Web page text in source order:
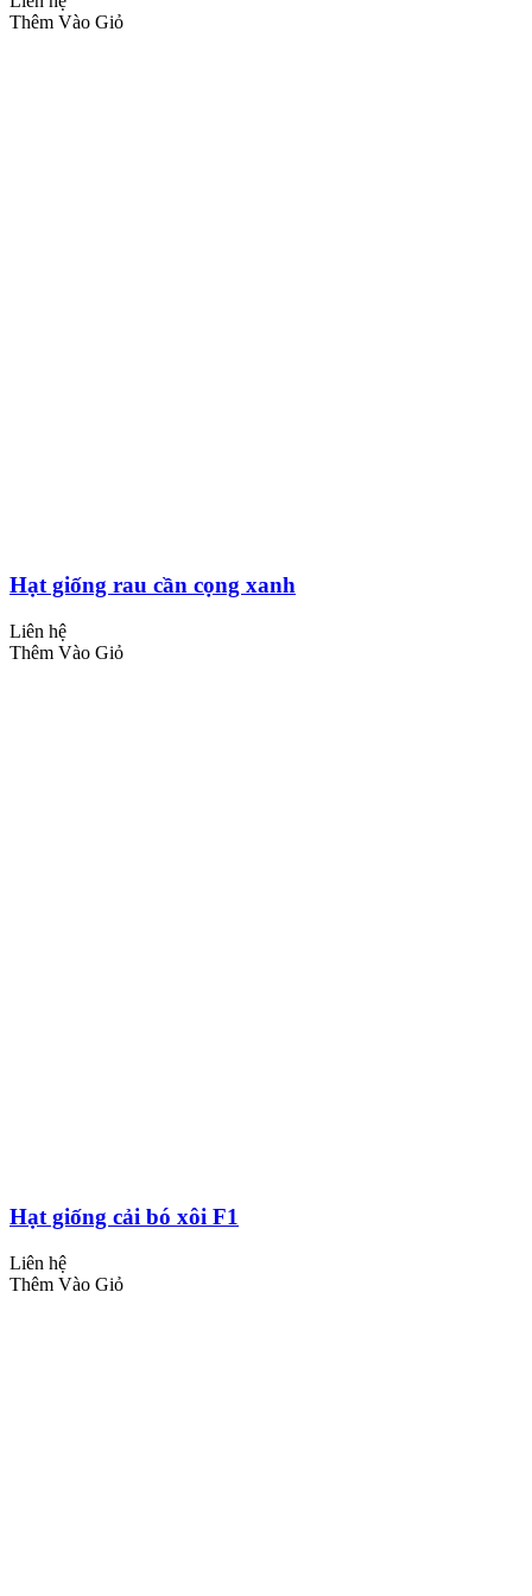
Thêm Vào Giỏ
Hạt giống rau cần cọng xanh
Liên hệ
Thêm Vào Giỏ
Hạt giống cải bó xôi F1
Liên hệ
Thêm Vào Giỏ